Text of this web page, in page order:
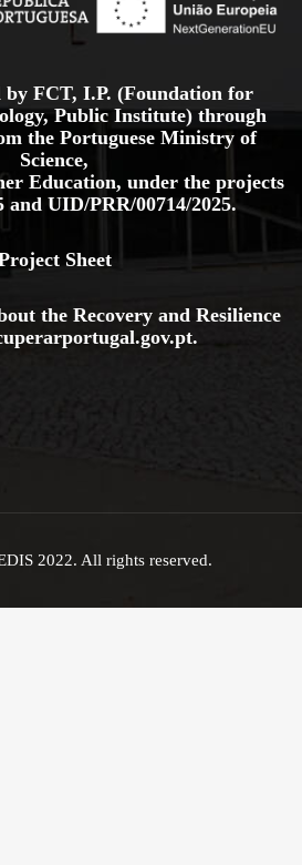
by FCT, I.P. (Foundation for
Public Institute) through
the Portuguese Ministry of
Science,
Education, under the projects
and UID/PRR/00714/2025.
Sheet
the Recovery and Resilience
.pt.
2022. All rights reserved.